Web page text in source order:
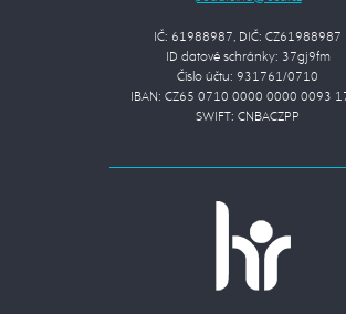
IČ: 61988987, DIČ: CZ61988987
ID datové schránky: 37gj9fm
Číslo účtu: 931761/0710
IBAN: CZ65 0710 0000 0000 0093
SWIFT: CNBACZPP